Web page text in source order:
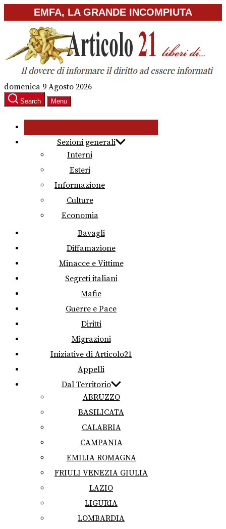
to
content
EMFA, LA GRANDE INCOMPIUTA
domenica 9 Agosto 2026
Search Menu
Sezioni generali
Interni
Esteri
Informazione
Culture
Economia
Bavagli
Diffamazione
Minacce e Vittime
Segreti italiani
Mafie
Guerre e Pace
Diritti
Migrazioni
Iniziative di Articolo21
Appelli
Dal Territorio
ABRUZZO
BASILICATA
CALABRIA
CAMPANIA
EMILIA ROMAGNA
FRIULI VENEZIA GIULIA
LAZIO
LIGURIA
LOMBARDIA